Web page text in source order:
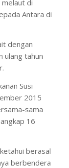
di
Antara di
dengan
ulang tahun
Susi
2015
sama
16
berasal
berbendera